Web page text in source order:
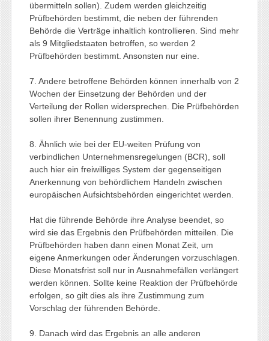
übermitteln sollen). Zudem werden gleichzeitig
Prüfbehörden bestimmt, die neben der führenden
Behörde die Verträge inhaltlich kontrollieren. Sind mehr
als 9 Mitgliedstaaten betroffen, so werden 2
Prüfbehörden bestimmt. Ansonsten nur eine.
7. Andere betroffene Behörden können innerhalb von 2
Wochen der Einsetzung der Behörden und der
Verteilung der Rollen widersprechen. Die Prüfbehörden
sollen ihrer Benennung zustimmen.
8. Ähnlich wie bei der EU-weiten Prüfung von
verbindlichen Unternehmensregelungen (BCR), soll
auch hier ein freiwilliges System der gegenseitigen
Anerkennung von behördlichem Handeln zwischen
europäischen Aufsichtsbehörden eingerichtet werden.
Hat die führende Behörde ihre Analyse beendet, so
wird sie das Ergebnis den Prüfbehörden mitteilen. Die
Prüfbehörden haben dann einen Monat Zeit, um
eigene Anmerkungen oder Änderungen vorzuschlagen.
Diese Monatsfrist soll nur in Ausnahmefällen verlängert
werden können. Sollte keine Reaktion der Prüfbehörde
erfolgen, so gilt dies als ihre Zustimmung zum
Vorschlag der führenden Behörde.
9. Danach wird das Ergebnis an alle anderen